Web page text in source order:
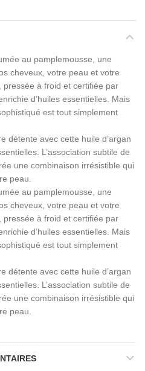
au pamplemousse, une
cheveux, votre peau et votre
pressée à froid et certifiée par
d’huiles essentielles. Mais
est tout simplement
détente avec cette huile d’argan
L’association subtile de
une combinaison irrésistible qui
peau.
au pamplemousse, une
cheveux, votre peau et votre
pressée à froid et certifiée par
d’huiles essentielles. Mais
est tout simplement
détente avec cette huile d’argan
L’association subtile de
une combinaison irrésistible qui
peau.